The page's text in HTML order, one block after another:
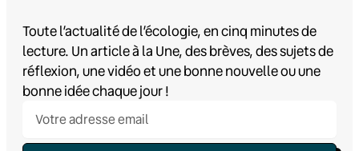
Toute l’actualité de l’écologie, en cinq minutes de
lecture. Un article à la Une, des brèves, des sujets de
réflexion, une vidéo et une bonne nouvelle ou une
bonne idée chaque jour !